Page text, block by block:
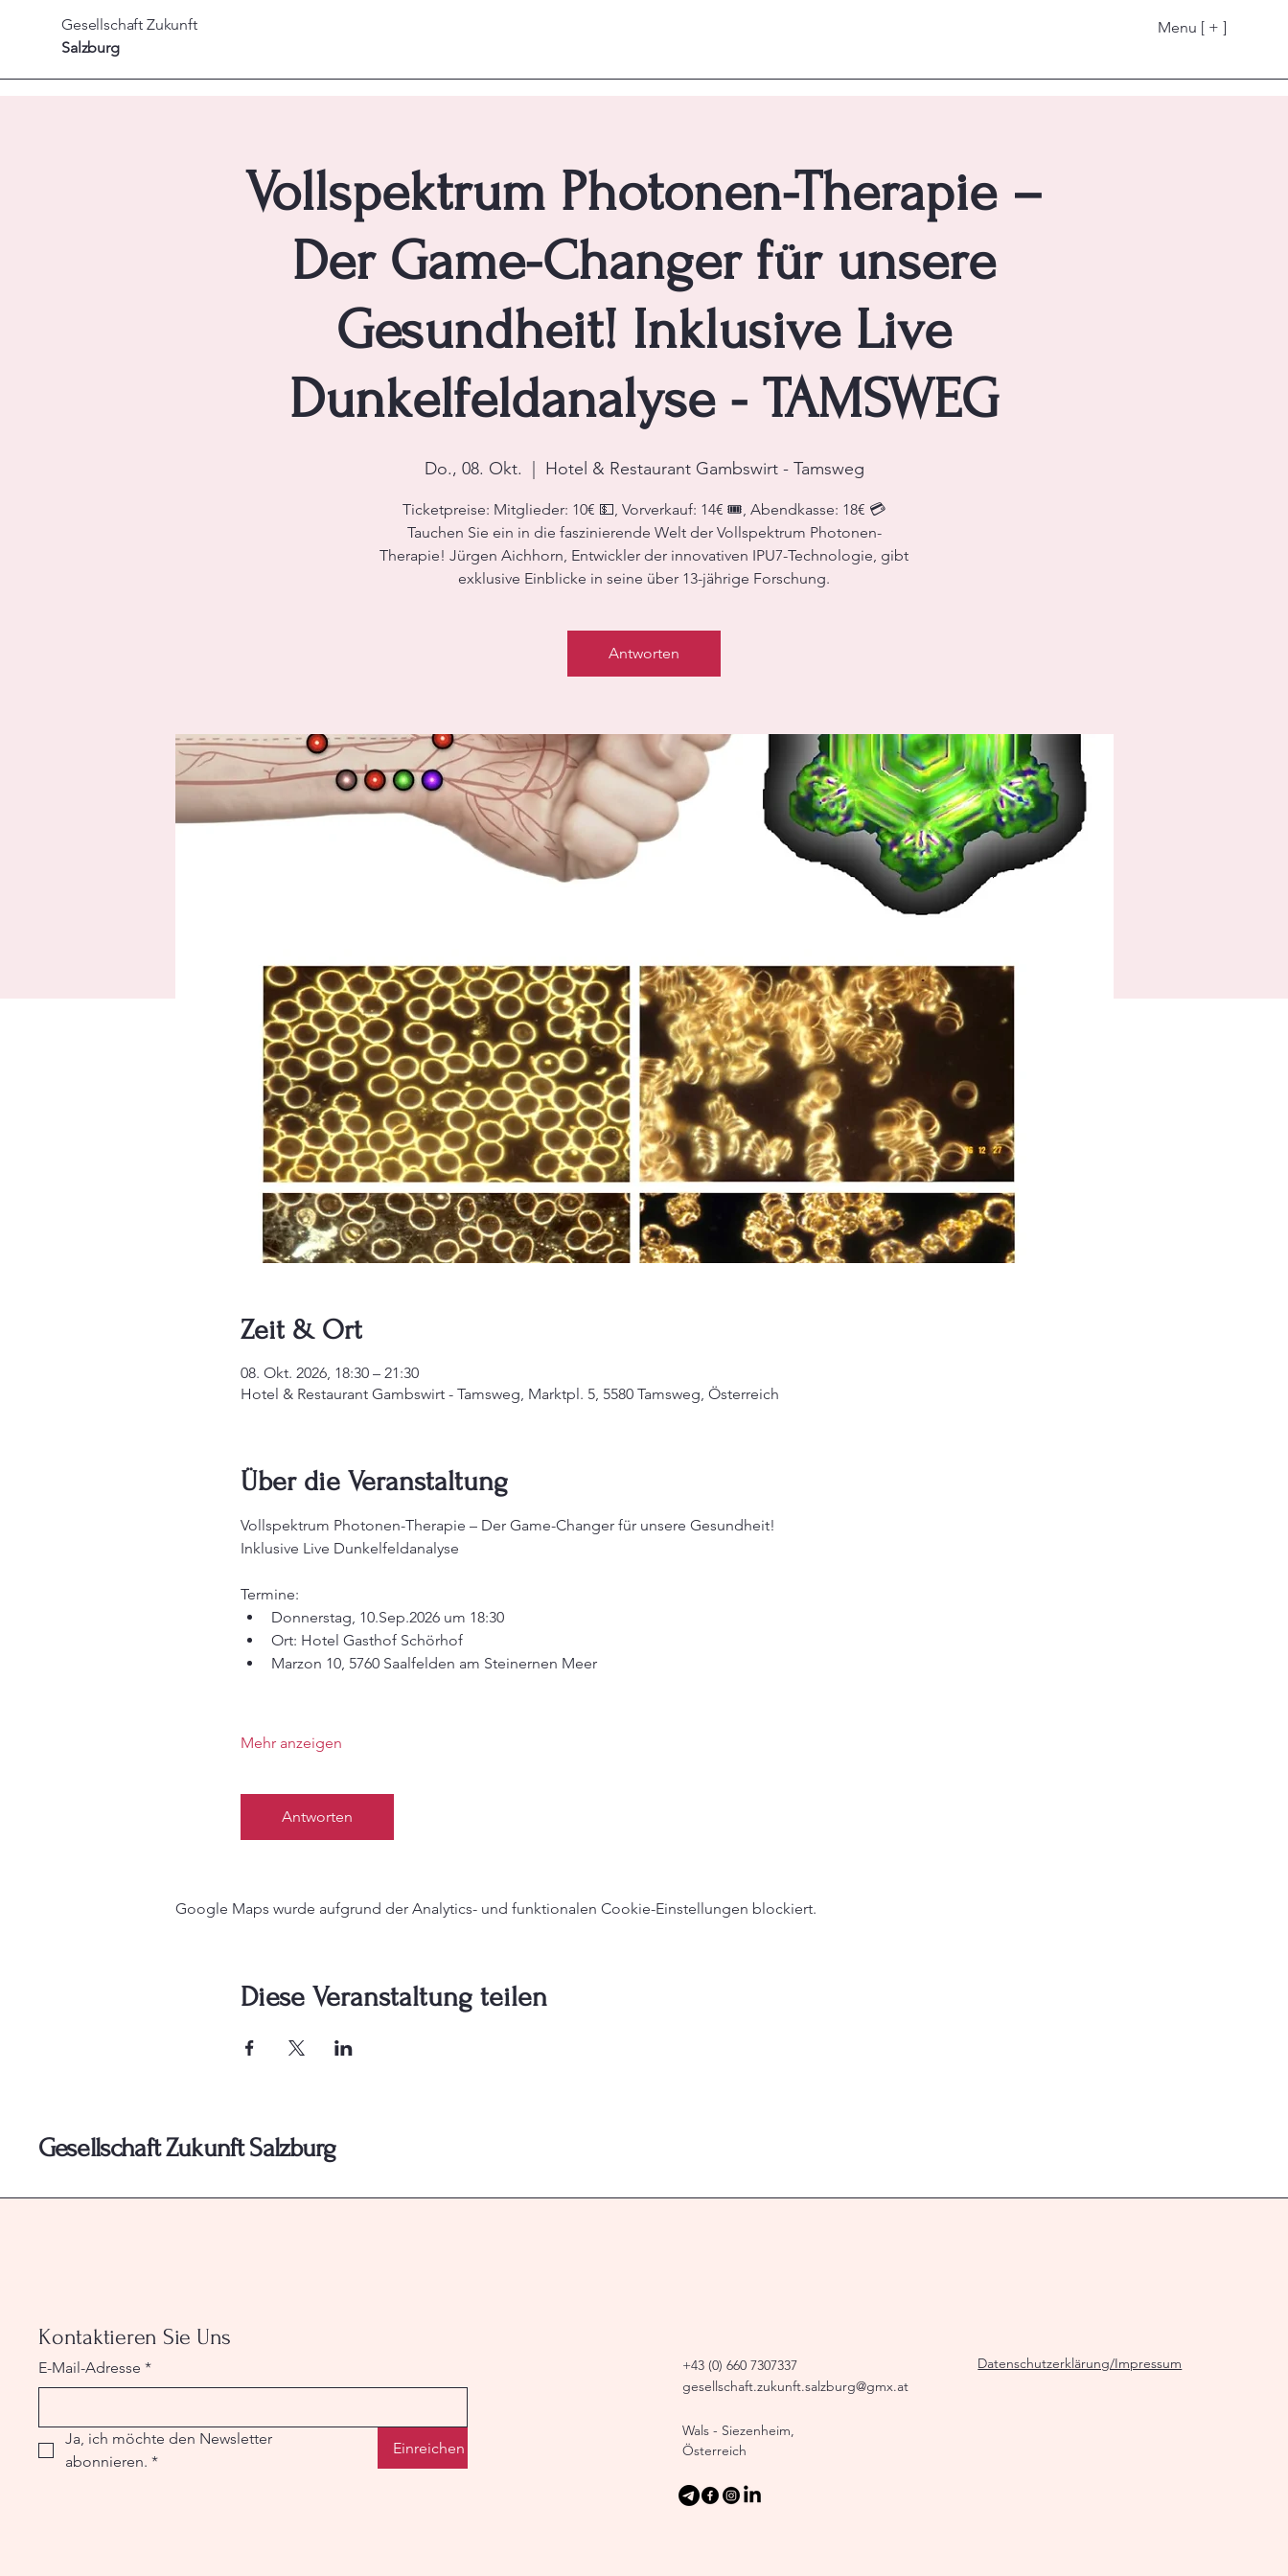
Gesellschaft Zukunft
Salzburg
Menu [ + ]
Vollspektrum Photonen-Therapie –
Der Game-Changer für unsere
Gesundheit! Inklusive Live
Dunkelfeldanalyse - TAMSWEG
Do., 08. Okt. Hotel & Restaurant Gambswirt - Tamsweg
Ticketpreise: Mitglieder: 10€ 💵, Vorverkauf: 14€ 🎟️, Abendkasse: 18€ 💳
Tauchen Sie ein in die faszinierende Welt der Vollspektrum Photonen-
Therapie! Jürgen Aichhorn, Entwickler der innovativen IPU7-Technologie, gibt
exklusive Einblicke in seine über 13-jährige Forschung.
Antworten
Zeit & Ort
08. Okt. 2026, 18:30 – 21:30
Hotel & Restaurant Gambswirt - Tamsweg, Marktpl. 5, 5580 Tamsweg, Österreich
Über die Veranstaltung
Vollspektrum Photonen-Therapie – Der Game-Changer für unsere Gesundheit!
Inklusive Live Dunkelfeldanalyse
Termine:
Donnerstag, 10.Sep.2026 um 18:30
Ort: Hotel Gasthof Schörhof
Marzon 10, 5760 Saalfelden am Steinernen Meer
Mehr anzeigen
Antworten
Google Maps wurde aufgrund der Analytics- und funktionalen Cookie-Einstellungen blockiert.
Diese Veranstaltung teilen
Gesellschaft Zukunft Salzburg
Kontaktieren Sie Uns
E-Mail-Adresse *
Ja, ich möchte den Newsletter
abonnieren. *
Einreichen
+43 (0) 660 7307337
gesellschaft.zukunft.salzburg@gmx.at
Wals - Siezenheim,
Österreich
Datenschutzerklärung/Impressum